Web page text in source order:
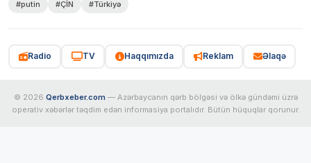
#putin
#ÇİN #Türkiyə
Radio TV Haqqımızda Reklam Əlaqə
© 2026 Qerbxeber.com — Azərbaycanın qərb bölgəsi və ölkə gündəmi üzrə
operativ xəbərlər təqdim edən informasiya portalıdır. Bütün hüquqlar qorunur.